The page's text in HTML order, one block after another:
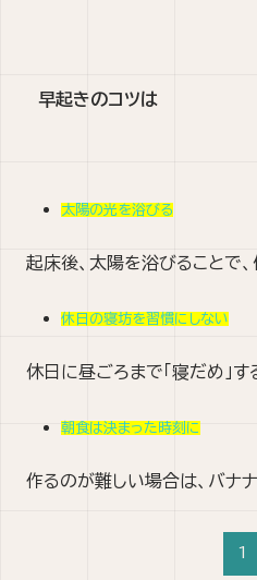
早起きのコツは
太陽の光を浴びる
起床後、太陽を浴びることで
休日の寝坊を習慣にしない
休日に昼ごろまで「寝だめ」す
朝食は決まった時刻に
作るのが難しい場合は、バナ
1